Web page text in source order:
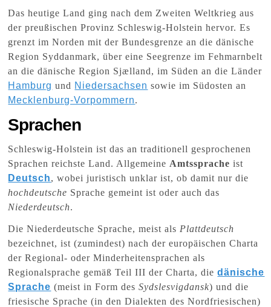
Das heutige Land ging nach dem Zweiten Weltkrieg aus
der preußischen Provinz Schleswig-Holstein hervor. Es
grenzt im Norden mit der Bundesgrenze an die dänische
Region Syddanmark, über eine Seegrenze im Fehmarnbelt
an die dänische Region Sjælland, im Süden an die Länder
Hamburg und Niedersachsen sowie im Südosten an
Mecklenburg-Vorpommern.
Sprachen
Schleswig-Holstein ist das an traditionell gesprochenen
Sprachen reichste Land. Allgemeine Amtssprache ist
Deutsch, wobei juristisch unklar ist, ob damit nur die
hochdeutsche Sprache gemeint ist oder auch das
Niederdeutsch.
Die Niederdeutsche Sprache, meist als Plattdeutsch
bezeichnet, ist (zumindest) nach der europäischen Charta
der Regional- oder Minderheitensprachen als
Regionalsprache gemäß Teil III der Charta, diedänische
Sprache (meist in Form desSydslesvigdansk) und die
friesische Sprache (in den Dialekten des Nordfriesischen)